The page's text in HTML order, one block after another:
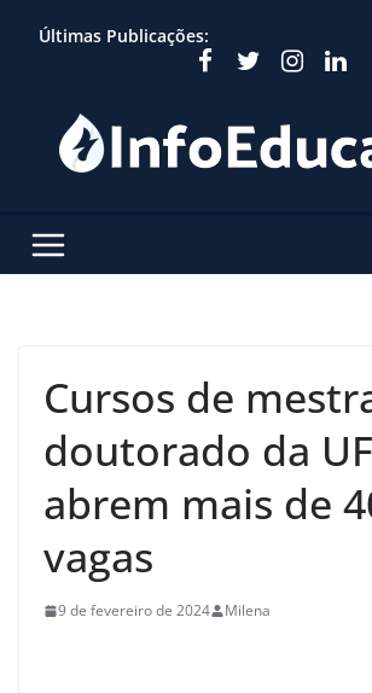
Últimas Publicações:
Cursos de
doutorado da
abrem mais de
vagas
9 de fevereiro de 2024 Milena